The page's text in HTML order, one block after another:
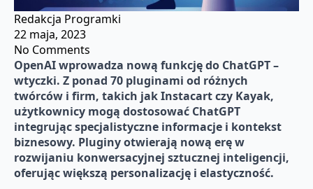
Redakcja Programki
22 maja, 2023
No Comments
OpenAI wprowadza nową funkcję do ChatGPT –
wtyczki. Z ponad 70 pluginami od różnych
twórców i firm, takich jak Instacart czy Kayak,
użytkownicy mogą dostosować ChatGPT
integrując specjalistyczne informacje i kontekst
biznesowy. Pluginy otwierają nową erę w
rozwijaniu konwersacyjnej sztucznej inteligencji,
oferując większą personalizację i elastyczność.